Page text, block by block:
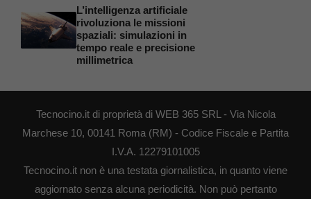
L’intelligenza artificiale
rivoluziona le missioni
spaziali: simulazioni in
tempo reale e precisione
millimetrica
Tecnocino.it di proprietà di WEB 365 SRL - Via Nicola
Marchese 10, 00141 Roma (RM) - Codice Fiscale e Partita
I.V.A. 12279101005
Tecnocino.it non è una testata giornalistica, in quanto viene
aggiornato senza alcuna periodicità. Non può pertanto